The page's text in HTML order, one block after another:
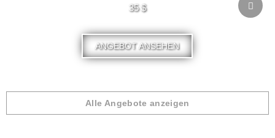
35 $
ANGEBOT ANSEHEN
Alle Angebote anzeigen